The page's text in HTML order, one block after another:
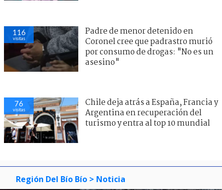
116
visitas
Padre de menor detenido en
Coronel cree que padrastro murió
por consumo de drogas: "No es un
asesino"
76
visitas
Chile deja atrás a España, Francia y
Argentina en recuperación del
turismo y entra al top 10 mundial
Región Del Bío Bío > Noticia